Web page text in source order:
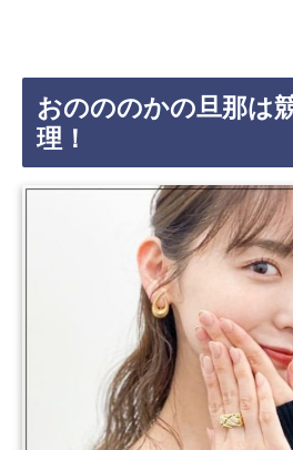
おのののかの旦那は
理！